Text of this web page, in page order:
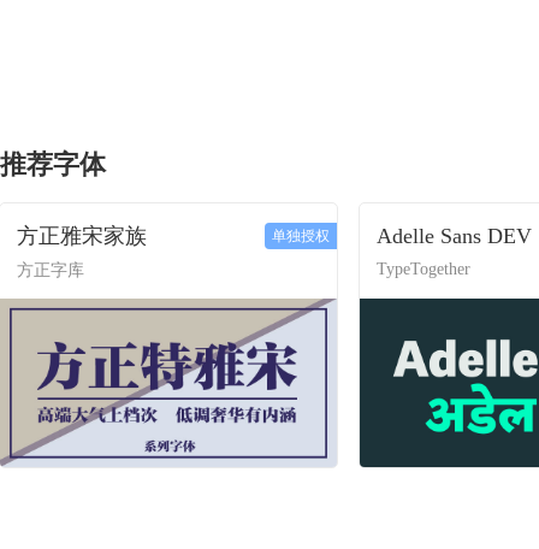
推荐字体
方正雅宋家族
方正字库
单独授权 Adelle Sans DEV
TypeTogether